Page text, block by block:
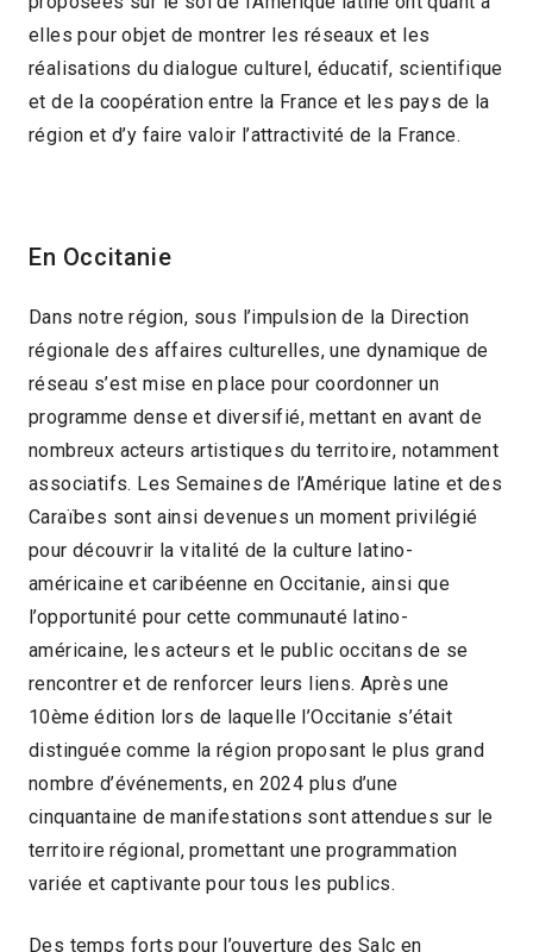
elles pour objet de montrer les réseaux et les
réalisations du dialogue culturel, éducatif, scientifique
et de la coopération entre la France et les pays de la
région et d’y faire valoir l’attractivité de la France.
En Occitanie
Dans notre région, sous l’impulsion de la Direction
régionale des affaires culturelles, une dynamique de
réseau s’est mise en place pour coordonner un
programme dense et diversifié, mettant en avant de
nombreux acteurs artistiques du territoire, notamment
associatifs. Les Semaines de l’Amérique latine et des
Caraïbes sont ainsi devenues un moment privilégié
pour découvrir la vitalité de la culture latino-
américaine et caribéenne en Occitanie, ainsi que
l’opportunité pour cette communauté latino-
américaine, les acteurs et le public occitans de se
rencontrer et de renforcer leurs liens. Après une
10ème édition lors de laquelle l’Occitanie s’était
distinguée comme la région proposant le plus grand
nombre d’événements, en 2024 plus d’une
cinquantaine de manifestations sont attendues sur le
territoire régional, promettant une programmation
variée et captivante pour tous les publics.
Des temps forts pour l’ouverture des Salc en